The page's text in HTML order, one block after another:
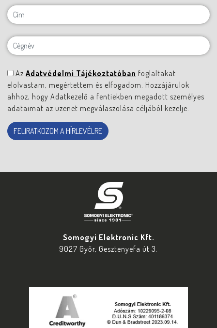
Az Adatvédelmi Tájékoztatóban foglaltakat
elolvastam, megértettem és elfogadom. Hozzájárulok
ahhoz, hogy Adatkezelő a fentiekben megadott személyes
adataimat az üzenet megválaszolása céljából kezelje.
FELIRATKOZOM A HÍRLEVÉLRE
Somogyi Elektronic Kft.
9027 Győr, Gesztenyefa út 3.